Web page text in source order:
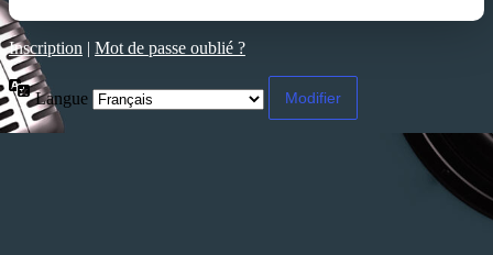
Inscription | Mot de passe oublié ?
Langue